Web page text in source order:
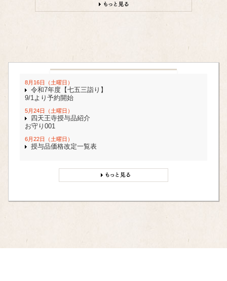
お盆のご供養（8/9～8/16）
名称です。 お盆とは、お寺や...
参詣者の境内への車両進入について
【お知らせ】 今後、四天王寺における境内への一般
参詣者の車両乗り入れを不...
和8年8月8日（土）～8月17日（月）
場所
本坊庭園の一心大神（弁才天）ご宝前で、毎月巳の日に
8/13・8/14
時間
宵庚申 午前8時30
8月16日（土曜日）
令和7年度【七五三詣り】
9/1より予約開始
5月24日（土曜日）
四天王寺授与品紹介
お守り001
6月22日（土曜日）
授与品価格改定一覧表